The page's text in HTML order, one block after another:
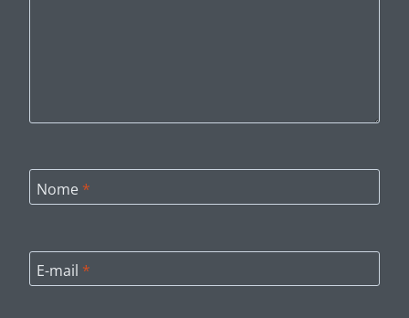
Nome *
E-mail *